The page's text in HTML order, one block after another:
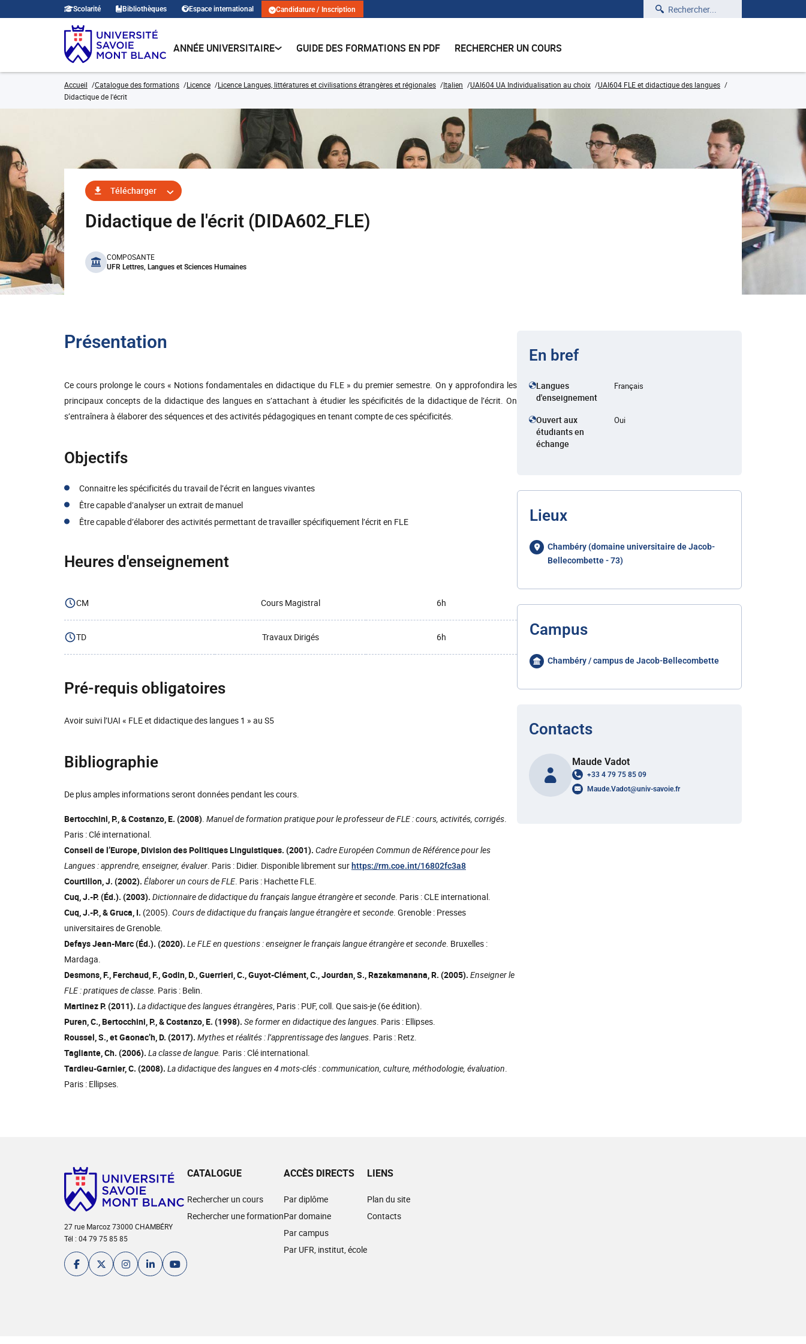
Scolarité Bibliothèques Espace international Candidature / Inscription Rechercher
ANNÉE UNIVERSITAIRE GUIDE DES FORMATIONS EN PDF RECHERCHER UN COURS
Accueil Catalogue des formations Licence Licence Langues, littératures et civilisations étrangères et régionales Italien UAI604 UA Individualisation au choix
UAI604 FLE et didactique des langues
Didactique de l'écrit
Télécharger
Didactique de l'écrit (DIDA602_FLE)
benefits
COMPOSANTE
UFR Lettres, Langues et Sciences Humaines
Présentation
Ce cours prolonge le cours « Notions fondamentales en didactique du FLE » du premier semestre. On y approfondira les
principaux concepts de la didactique des langues en s’attachant à étudier les spécificités de la didactique de l’écrit. On
s’entraînera à élaborer des séquences et des activités pédagogiques en tenant compte de ces spécificités.
Objectifs
Connaitre les spécificités du travail de l’écrit en langues vivantes
Être capable d’analyser un extrait de manuel
Être capable d’élaborer des activités permettant de travailler spécifiquement l’écrit en FLE
Heures d'enseignement
CM Cours Magistral 6h
TD Travaux Dirigés 6h
Pré-requis obligatoires
Avoir suivi l’UAI « FLE et didactique des langues 1 » au S5
Bibliographie
De plus amples informations seront données pendant les cours.
Bertocchini, P., & Costanzo, E. (2008). Manuel de formation pratique pour le professeur de FLE : cours, activités, corrigés.
Paris : Clé international.
Conseil de l’Europe, Division des Politiques Linguistiques. (2001). Cadre Européen Commun de Référence pour les
Langues : apprendre, enseigner, évaluer. Paris : Didier. Disponible librement sur https://rm.coe.int/16802fc3a8
Courtillon, J. (2002). Élaborer un cours de FLE. Paris : Hachette FLE.
Cuq, J.-P. (Éd.). (2003). Dictionnaire de didactique du français langue étrangère et seconde. Paris : CLE international.
Cuq, J.-P., & Gruca, I. (2005). Cours de didactique du français langue étrangère et seconde. Grenoble : Presses
universitaires de Grenoble.
Defays Jean-Marc (Éd.). (2020). Le FLE en questions : enseigner le français langue étrangère et seconde. Bruxelles :
Mardaga.
Desmons, F., Ferchaud, F., Godin, D., Guerrieri, C., Guyot-Clément, C., Jourdan, S., Razakamanana, R. (2005). Enseigner le
FLE : pratiques de classe. Paris : Belin.
Martinez P. (2011). La didactique des langues étrangères, Paris : PUF, coll. Que sais-je (6e édition).
Puren, C., Bertocchini, P., & Costanzo, E. (1998). Se former en didactique des langues. Paris : Ellipses.
Roussel, S., et Gaonac’h, D. (2017). Mythes et réalités : l’apprentissage des langues. Paris : Retz.
Tagliante, Ch. (2006). La classe de langue. Paris : Clé international.
Tardieu-Garnier, C. (2008). La didactique des langues en 4 mots-clés : communication, culture, méthodologie, évaluation.
Paris : Ellipses.
En bref
Langues
d'enseignement
Français
Ouvert aux
étudiants en
échange
Oui
Lieux
Chambéry (domaine universitaire de Jacob-
Bellecombette - 73)
Campus
Chambéry / campus de Jacob-Bellecombette
Contacts
Maude Vadot
+33 4 79 75 85 09
Maude.Vadot@univ-savoie.fr
27 rue Marcoz 73000 CHAMBÉRY
Tél : 04 79 75 85 85
CATALOGUE
Rechercher un cours
Rechercher une formation
ACCÈS DIRECTS
Par diplôme
Par domaine
Par campus
Par UFR, institut, école
LIENS
Plan du site
Contacts